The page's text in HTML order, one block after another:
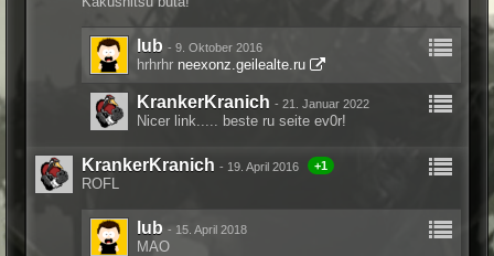
lub -9. Oktober 2016
hrhrhr neexonz.geilealte.ru
KrankerKranich -21. Januar 2022
Nicer link..... beste ru seite ev0r!
KrankerKranich - 19. April 2016 +1
ROFL
lub - 15. April 2018
MAO